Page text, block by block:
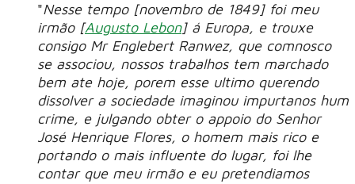
"Nesse tempo [novembro de 1849] foi meu
irmão [Augusto Lebon] á Europa, e trouxe
consigo Mr Englebert Ranwez, que comnosco
se associou, nossos trabalhos tem marchado
bem ate hoje, porem esse ultimo querendo
dissolver a sociedade imaginou impurtanos hum
crime, e julgando obter o appoio do Senhor
José Henrique Flores, o homem mais rico e
portando o mais influente do lugar, foi lhe
contar que meu irmão e eu pretendiamos